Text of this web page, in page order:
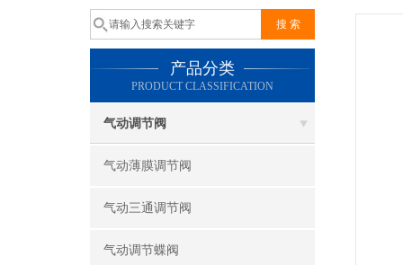
产品分类
PRODUCT CLASSIFICATION
气动调节阀
气动薄膜调节阀
气动三通调节阀
气动调节蝶阀